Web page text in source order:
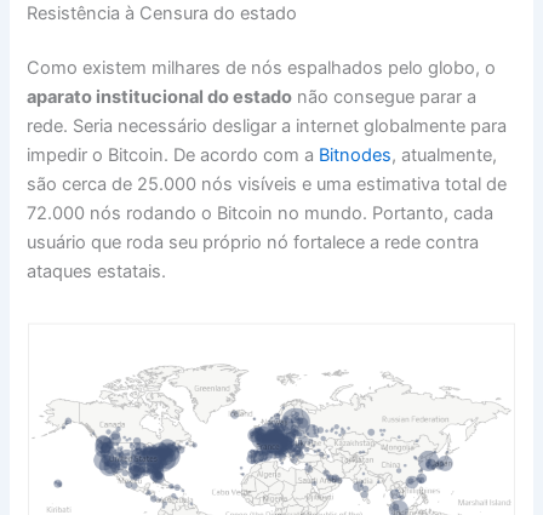
Resistência à Censura do estado
Como existem milhares de nós espalhados pelo globo, o
aparato institucional do estado não consegue parar a
rede. Seria necessário desligar a internet globalmente para
impedir o Bitcoin. De acordo com a Bitnodes, atualmente,
são cerca de 25.000 nós visíveis e uma estimativa total de
72.000 nós rodando o Bitcoin no mundo. Portanto, cada
usuário que roda seu próprio nó fortalece a rede contra
ataques estatais.